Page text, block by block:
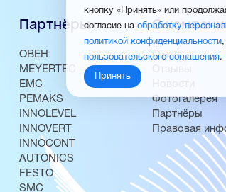
Партнёры
ОВЕН
MEYERTEC
EMC
PEMAKS
INNOLEVEL
INNOVERT
INNOCONT
AUTONICS
FESTO
SMC
О
О нас
Отзывы
Новости
Фотогалерея
Партнёры
Правовая
кнопку «Принять» или
согласие на обработку
политикой конфиденциальности
пользовательского соглашения.
Принять